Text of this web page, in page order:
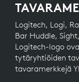
Logitech, Logi,
Bar Huddle,
Logitech-logo
tytäryhtiöiden
tavaramerkkejä